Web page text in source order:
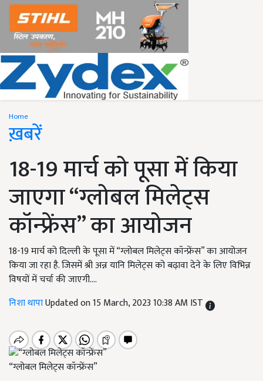
Home
ख़बरें
18-19 मार्च को पूसा में किया
जाएगा “ग्लोबल मिलेट्स
कॉन्फ्रेंस” का आयोजन
18-19 मार्च को दिल्ली के पूसा में “ग्लोबल मिलेट्स कॉन्फ्रेंस” का आयोजन
किया जा रहा है. जिसमें श्री अन्न यानि मिलेट्स को बढ़ावा देने के लिए विभिन्न
विषयों में चर्चा की जाएगी....
निशा थापाUpdated on 15 March, 2023 10:38 AM IST
“ग्लोबल मिलेट्स कॉन्फ्रेंस”